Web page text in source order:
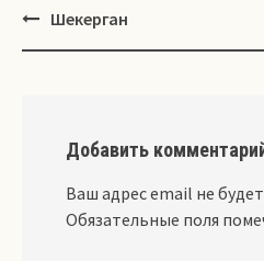
Навигация
Шекерган
Добавить
Ваш адрес email не
Обязательные поля